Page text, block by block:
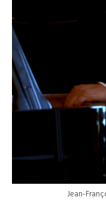
Jean-